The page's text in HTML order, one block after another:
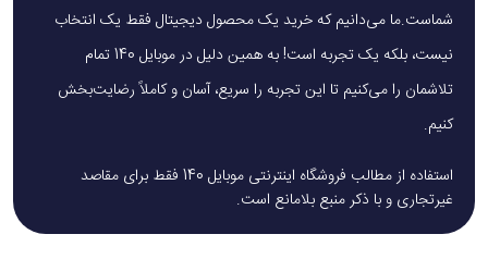
شماست.ما می‌دانیم که خرید یک محصول دیجیتال فقط یک انتخاب
نیست، بلکه یک تجربه است! به همین دلیل در موبایل 140 تمام
تلاشمان را می‌کنیم تا این تجربه را سریع، آسان و کاملاً رضایت‌بخش
کنیم.
استفاده از مطالب فروشگاه اینترنتی موبایل 140 فقط برای مقاصد
غیرتجاری و با ذکر منبع بلامانع است.